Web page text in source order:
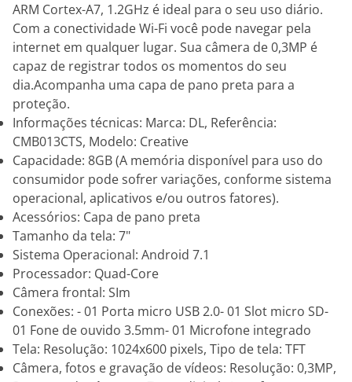
ARM Cortex-A7, 1.2GHz é ideal para o seu uso diário.
Com a conectividade Wi-Fi você pode navegar pela
internet em qualquer lugar. Sua câmera de 0,3MP é
capaz de registrar todos os momentos do seu
dia.Acompanha uma capa de pano preta para a
proteção.
Informações técnicas: Marca: DL, Referência:
CMB013CTS, Modelo: Creative
Capacidade: 8GB (A memória disponível para uso do
consumidor pode sofrer variações, conforme sistema
operacional, aplicativos e/ou outros fatores).
Acessórios: Capa de pano preta
Tamanho da tela: 7"
Sistema Operacional: Android 7.1
Processador: Quad-Core
Câmera frontal: SIm
Conexões: - 01 Porta micro USB 2.0- 01 Slot micro SD-
01 Fone de ouvido 3.5mm- 01 Microfone integrado
Tela: Resolução: 1024x600 pixels, Tipo de tela: TFT
Câmera, fotos e gravação de vídeos: Resolução: 0,3MP,